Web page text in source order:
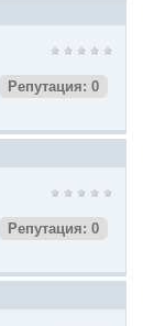
Репутация: 0
Репутация: 0